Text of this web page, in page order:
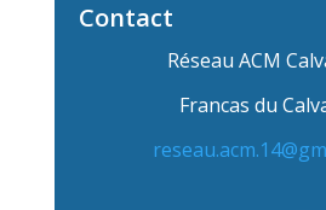
Contact
Réseau ACM
Francas du